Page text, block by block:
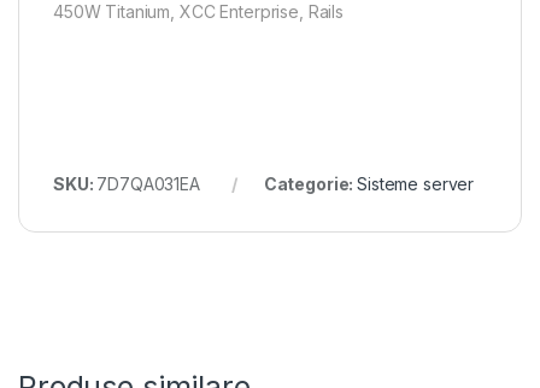
450W Titanium, XCC Enterprise, Rails
SKU: 7D7QA031EA Categorie:Sisteme server